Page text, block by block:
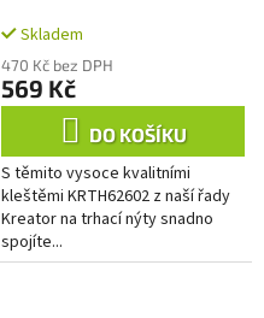
Skladem
470 Kč bez DPH
569 Kč
DO KOŠÍKU
S těmito vysoce kvalitními
kleštěmi KRTH62602 z naší řady
Kreator na trhací nýty snadno
spojíte...